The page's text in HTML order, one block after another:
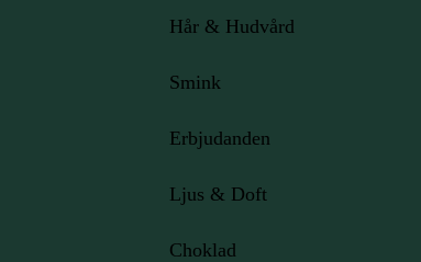
Hår & Hudvård
Smink
Erbjudanden
Ljus & Doft
Choklad